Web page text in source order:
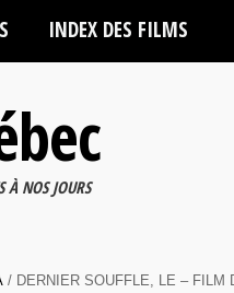
INDEX DES FILMS
À NOS JOURS
/ DERNIER SOUFFLE, LE – FILM